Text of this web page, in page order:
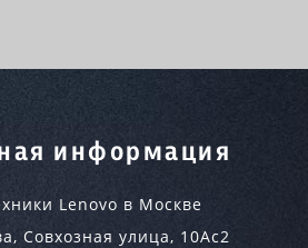
информация
Lenovo в Москве
, Совхозная улица, 10Ас2